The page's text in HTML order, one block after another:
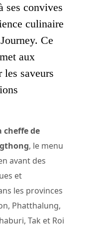
ses convives
culinaire
Ce
aux
saveurs
cheffe de
, le menu
avant des
et
les provinces
Phatthalung,
Tak et Roi